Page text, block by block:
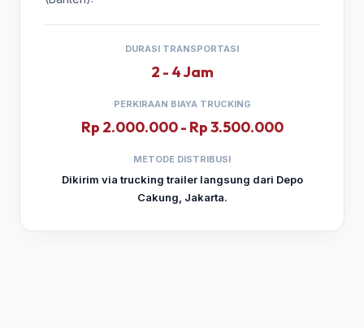
DURASI TRANSPORTASI
2 - 4 Jam
PERKIRAAN BIAYA TRUCKING
Rp 2.000.000 - Rp 3.500.000
METODE DISTRIBUSI
Dikirim via trucking trailer langsung dari Depo
Cakung, Jakarta.